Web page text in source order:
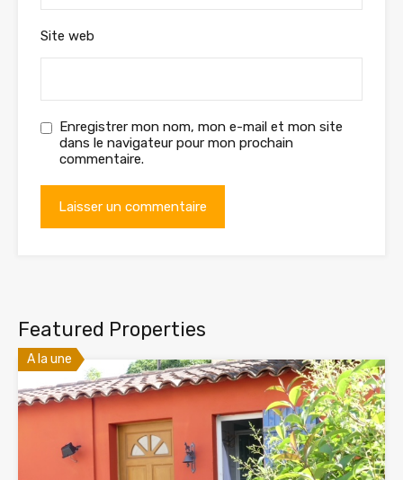
Site web
Enregistrer mon nom, mon e-mail et mon site
dans le navigateur pour mon prochain
commentaire.
Featured Properties
A la une